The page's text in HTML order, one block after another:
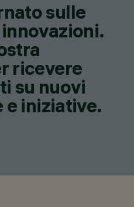
sulle
ricevere
su nuovi
iniziative.